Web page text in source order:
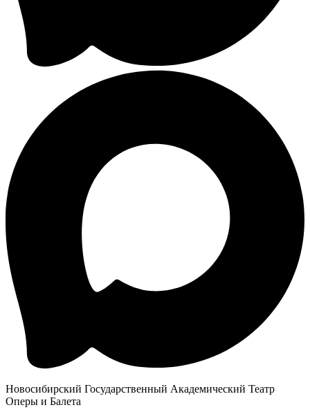
Новосибирский Государственный Академический Театр
Оперы и Балета